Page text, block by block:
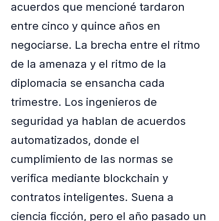
acuerdos que mencioné tardaron
entre cinco y quince años en
negociarse. La brecha entre el ritmo
de la amenaza y el ritmo de la
diplomacia se ensancha cada
trimestre. Los ingenieros de
seguridad ya hablan de acuerdos
automatizados, donde el
cumplimiento de las normas se
verifica mediante blockchain y
contratos inteligentes. Suena a
ciencia ficción, pero el año pasado un